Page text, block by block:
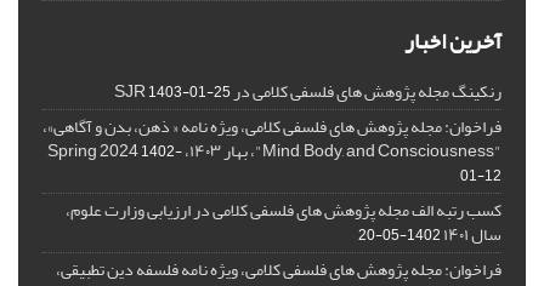
آخرین اخبار
رنکینگ مجله پژوهش های فلسفی کلامی در SJR1403-01-25
فراخوان: مجله پژوهش های فلسفی کلامی، ویژه نامه « ذهن، بدن و آگاهی»،
"Mind, Body, and Consciousness"، بهار ۱۴۰۳، Spring 2024
1402-
01-12
کسب رتبه الف مجله پژوهش های فلسفی کلامی در ارزیابی وزارت علوم،
سال ۱۴۰۱ 1402-05-20
فراخوان: مجله پژوهش های فلسفی کلامی، ویژه نامه فلسفه دین تطبیقی،